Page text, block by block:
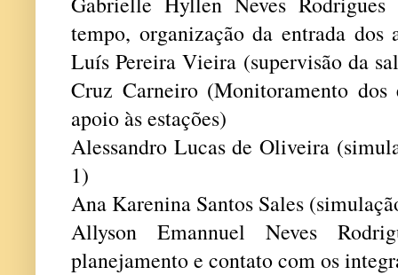
tempo, organização da entrada dos
Luís Pereira Vieira (supervisão da
Cruz Carneiro (Monitoramento dos
apoio às estações)
Alessandro Lucas de Oliveira
1)
Ana Karenina Santos Sales
Allyson Emannuel Neves
planejamento e contato com os